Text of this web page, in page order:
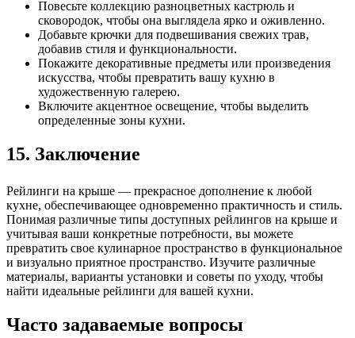
Повесьте коллекцию разноцветных кастрюль и
сковородок, чтобы она выглядела ярко и оживленно.
Добавьте крючки для подвешивания свежих трав,
добавив стиля и функциональности.
Покажите декоративные предметы или произведения
искусства, чтобы превратить вашу кухню в
художественную галерею.
Включите акцентное освещение, чтобы выделить
определенные зоны кухни.
15. Заключение
Рейлинги на крыше — прекрасное дополнение к любой
кухне, обеспечивающее одновременно практичность и стиль.
Понимая различные типы доступных рейлингов на крыше и
учитывая ваши конкретные потребности, вы можете
превратить свое кулинарное пространство в функциональное
и визуально приятное пространство. Изучите различные
материалы, варианты установки и советы по уходу, чтобы
найти идеальные рейлинги для вашей кухни.
Часто задаваемые вопросы